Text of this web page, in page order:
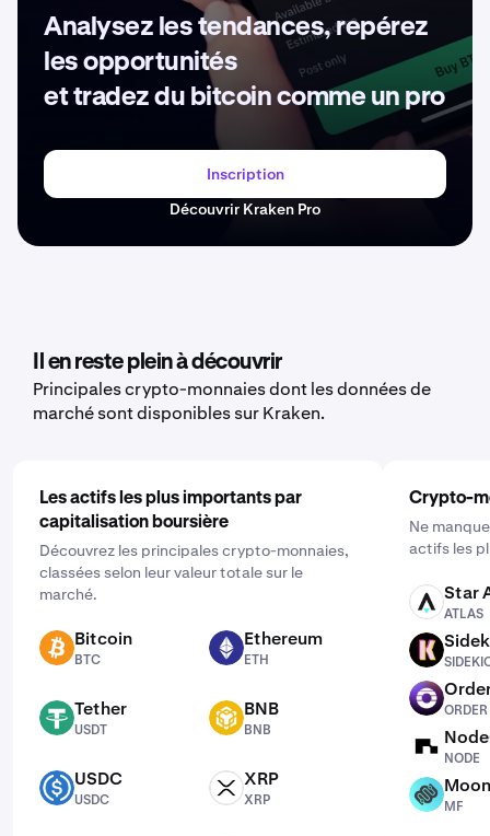
Analysez les tendances, repérez
les opportunités
et tradez du bitcoin comme un pro
Inscription
Découvrir Kraken Pro
Il en reste plein à découvrir
Principales crypto-monnaies dont les données de
marché sont disponibles sur Kraken.
Les actifs les plus importants par
capitalisation boursière
Découvrez les principales crypto-monnaies,
classées selon leur valeur totale sur le
marché.
BTC Bitcoin
BTC
ETH Ethereum
ETH
USDT Tether
USDT
BNB BNB
BNB
USDC USDC
USDC
XRP XRP
XRP
Crypto-
Ne
actifs les
ATLAS Star
ATLAS
SIDEKICK
ORDER
ORDER
NODE
NODE
MF
MF